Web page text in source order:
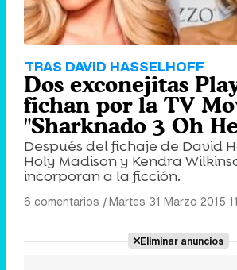
TRAS DAVID HASSELHOFF
Dos exconejitas
fichan por la TV
"Sharknado 3 Oh
Después del fichaje de David
Holy Madison y Kendra
incorporan a la ficción.
6 comentarios |Martes 31 Marzo 2015
Eliminar anuncios